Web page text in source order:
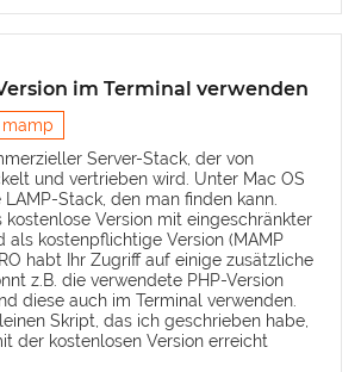
im Terminal verwenden
mamp
Server-Stack, der von
und vertrieben wird. Unter Mac OS
LAMP-Stack, den man finden kann.
kostenlose Version mit eingeschränkter
als kostenpflichtige Version (MAMP
habt Ihr Zugriff auf einige zusätzliche
z.B. die verwendete PHP-Version
diese auch im Terminal verwenden.
Skript, das ich geschrieben habe,
der kostenlosen Version erreicht